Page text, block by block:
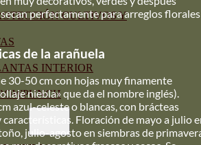
CULTIVOS Y
INTERIOR
perfectamente para arreglos florales
de la arañuela
30-50 cm con hojas muy finamente
niebla» que da el nombre inglés).
azul-celeste o blancas, con brácteas
características. Floración de mayo a julio
julio-agosto en siembras de